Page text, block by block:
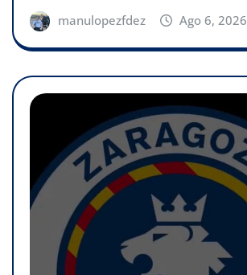
manulopezfdez Ago 6, 2026